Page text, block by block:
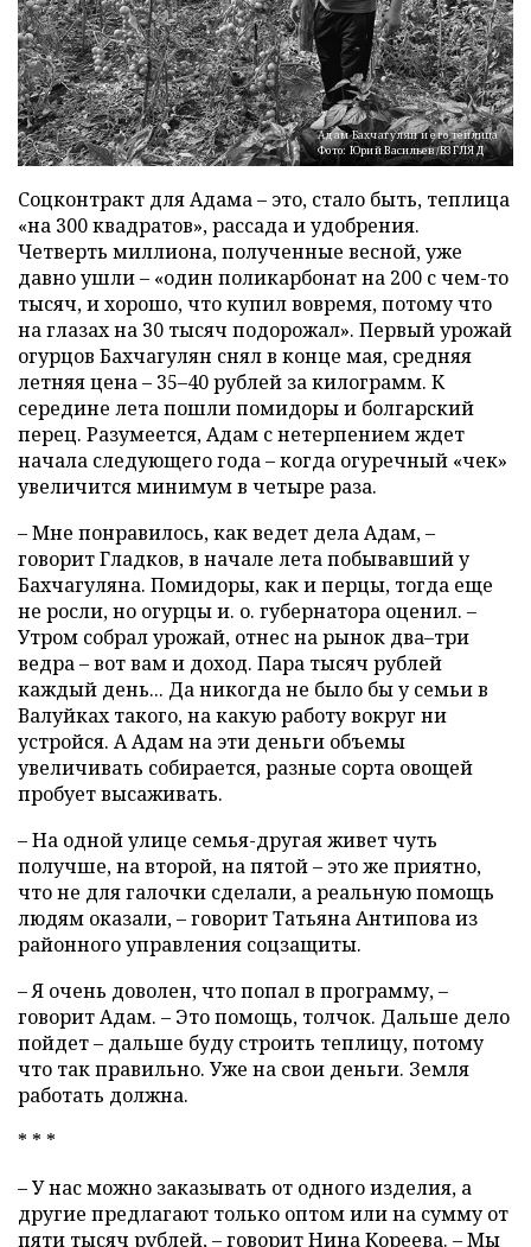
Адам Бахчагулян и его теплица
Фото: Юрий Васильев/ВЗГЛЯД
Соцконтракт для Адама – это, стало быть, теплица
«на 300 квадратов», рассада и удобрения.
Четверть миллиона, полученные весной, уже
давно ушли – «один поликарбонат на 200 с чем-то
тысяч, и хорошо, что купил вовремя, потому что
на глазах на 30 тысяч подорожал». Первый урожай
огурцов Бахчагулян снял в конце мая, средняя
летняя цена – 35–40 рублей за килограмм. К
середине лета пошли помидоры и болгарский
перец. Разумеется, Адам с нетерпением ждет
начала следующего года – когда огуречный «чек»
увеличится минимум в четыре раза.
– Мне понравилось, как ведет дела Адам, –
говорит Гладков, в начале лета побывавший у
Бахчагуляна. Помидоры, как и перцы, тогда еще
не росли, но огурцы и. о. губернатора оценил. –
Утром собрал урожай, отнес на рынок два–три
ведра – вот вам и доход. Пара тысяч рублей
каждый день... Да никогда не было бы у семьи в
Валуйках такого, на какую работу вокруг ни
устройся. А Адам на эти деньги объемы
увеличивать собирается, разные сорта овощей
пробует высаживать.
– На одной улице семья-другая живет чуть
получше, на второй, на пятой – это же приятно,
что не для галочки сделали, а реальную помощь
людям оказали, – говорит Татьяна Антипова из
районного управления соцзащиты.
– Я очень доволен, что попал в программу, –
говорит Адам. – Это помощь, толчок. Дальше дело
пойдет – дальше буду строить теплицу, потому
что так правильно. Уже на свои деньги. Земля
работать должна.
* * *
– У нас можно заказывать от одного изделия, а
другие предлагают только оптом или на сумму от
пяти тысяч рублей, – говорит Нина Кореева. – Мы